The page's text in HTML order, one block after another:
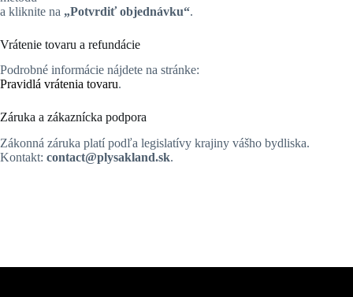
a kliknite na „Potvrdiť objednávku“.
Vrátenie tovaru a refundácie
Podrobné informácie nájdete na stránke:
Pravidlá vrátenia tovaru.
Záruka a zákaznícka podpora
Zákonná záruka platí podľa legislatívy krajiny vášho bydliska.
Kontakt: contact@plysakland.sk.